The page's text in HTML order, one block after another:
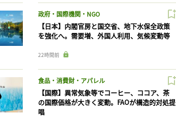
政府・国際機関・NGO
【日本】内閣官房と国交省、地下水保全政策
を強化へ。需要増、外国人利用、気候変動等
22時間前
食品・消費財・アパレル
【国際】異常気象等でコーヒー、ココア、茶
の国際価格が大きく変動。FAOが構造的対処提
唱